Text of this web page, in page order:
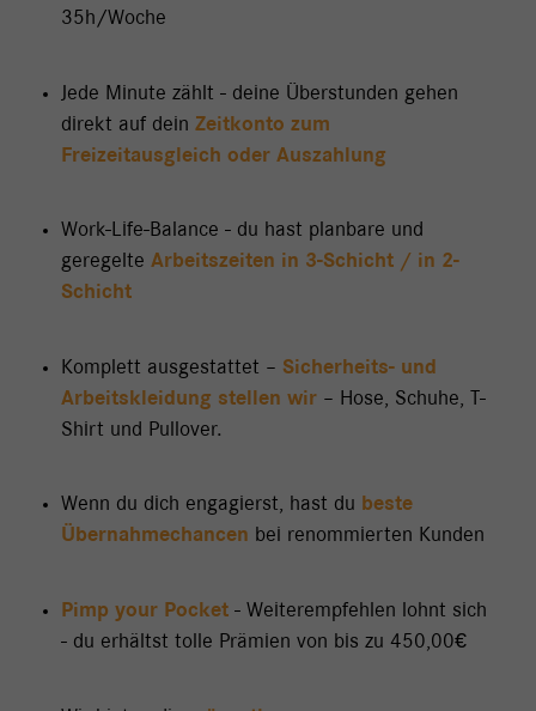
35h/Woche
Jede Minute zählt - deine Überstunden gehen
direkt auf dein Zeitkonto zum
Freizeitausgleich oder Auszahlung
Work-Life-Balance - du hast planbare und
geregelte Arbeitszeiten in 3-Schicht / in 2-
Schicht
Komplett ausgestattet – Sicherheits- und
Arbeitskleidung stellen wir– Hose, Schuhe, T-
Shirt und Pullover.
Wenn du dich engagierst, hast du beste
Übernahmechancen bei renommierten Kunden
Pimp your Pocket- Weiterempfehlen lohnt sich
- du erhältst tolle Prämien von bis zu 450,00€